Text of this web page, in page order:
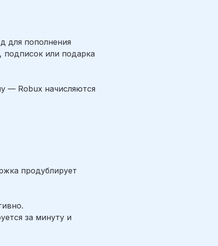
для пополнения
или подарка
— Robux начисляются
продублирует
за минуту и